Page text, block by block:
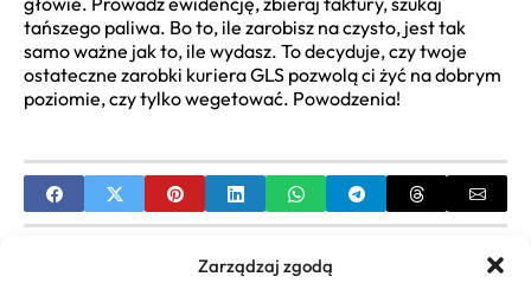
Zarządzaj zgodą
tańszego paliwa. Bo to, ile zarobisz na czysto, jest tak
samo ważne jak to, ile wydasz. To decyduje, czy twoje
ostateczne zarobki kuriera GLS pozwolą ci żyć na dobrym
poziomie, czy tylko wegetować. Powodzenia!